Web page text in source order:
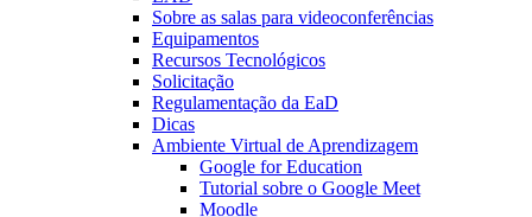
Sobre as salas para videoconferências
Equipamentos
Recursos Tecnológicos
Solicitação
Regulamentação da EaD
Dicas
Ambiente Virtual de Aprendizagem
Google for Education
Tutorial sobre o Google Meet
Moodle